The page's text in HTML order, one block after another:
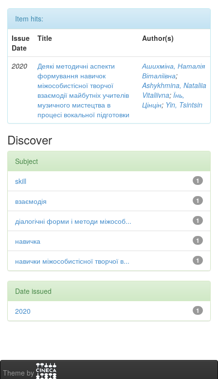
Item hits:
Issue
Date
Title Author(s)
2020
Деякі методичні аспекти
формування навичок
міжособистісної творчої
взаємодії майбутніх учителів
музичного мистецтва в
процесі вокальної підготовки
Ашихміна, Наталія
Віталіївна;
Ashykhmina, Nataliia
Vitaliivna; Їнь,
Цінцін; Yin, Tsintsin
Discover
Subject
1
skill
1
взаємодія
1
діалогічні форми і методи міжособ...
1
навичка
1
навички міжособистісної творчої в...
Date issued
1
2020
Theme by